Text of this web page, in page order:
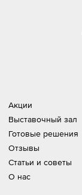
Акции
Выставочный зал
Готовые решения
Отзывы
Статьи и советы
О нас